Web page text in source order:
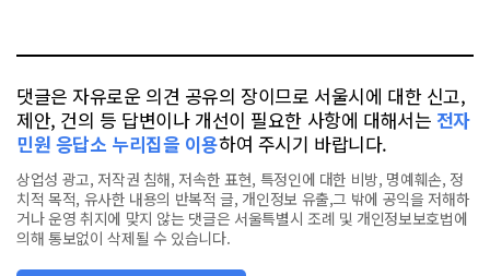
댓글은 자유로운 의견 공유의 장이므로 서울시에 대한 신고,
제안, 건의 등 답변이나 개선이 필요한 사항에 대해서는 전자
민원 응답소 누리집을 이용하여 주시기 바랍니다.
상업성 광고, 저작권 침해, 저속한 표현, 특정인에 대한 비방, 명예훼손, 정
치적 목적, 유사한 내용의 반복적 글, 개인정보 유출,그 밖에 공익을 저해하
거나 운영 취지에 맞지 않는 댓글은 서울특별시 조례 및 개인정보보호법에
의해 통보없이 삭제될 수 있습니다.